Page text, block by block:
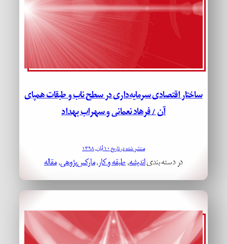
ساختار اقتصادی سرمایه‌داری در سطح ناب و طبقات همپای
آن / فرهاد نعمانی و سهراب بهداد
منتشر شده در تاریخ ۱۰ آبان, ۱۳۹۸
در دسته بندیاندیشه, طبقه و کار, مارکس‌پژوهی, مقاله